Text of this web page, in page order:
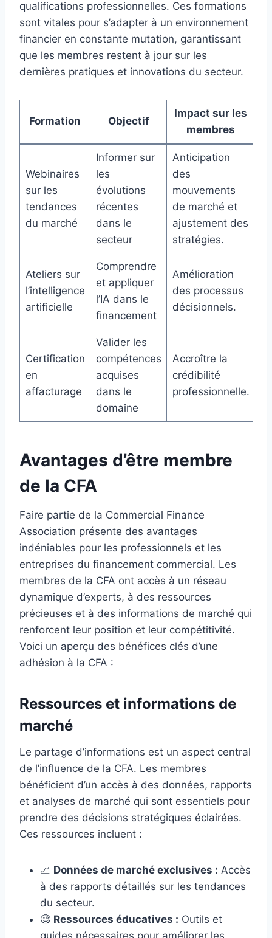
qualifications professionnelles. Ces formations
sont vitales pour s’adapter à un environnement
financier en constante mutation, garantissant
que les membres restent à jour sur les
dernières pratiques et innovations du secteur.
Formation Objectif
Impact sur les
membres
Webinaires
sur les
tendances
du marché
Informer sur
les
évolutions
récentes
dans le
secteur
Anticipation
des
mouvements
de marché et
ajustement des
stratégies.
Ateliers sur
l’intelligence
artificielle
Comprendre
et appliquer
l’IA dans le
financement
Amélioration
des processus
décisionnels.
Certification
en
affacturage
Valider les
compétences
acquises
dans le
domaine
Accroître la
crédibilité
professionnelle.
Avantages d’être membre
de la CFA
Faire partie de la Commercial Finance
Association présente des avantages
indéniables pour les professionnels et les
entreprises du financement commercial. Les
membres de la CFA ont accès à un réseau
dynamique d’experts, à des ressources
précieuses et à des informations de marché qui
renforcent leur position et leur compétitivité.
Voici un aperçu des bénéfices clés d’une
adhésion à la CFA :
Ressources et informations de
marché
Le partage d’informations est un aspect central
de l’influence de la CFA. Les membres
bénéficient d’un accès à des données, rapports
et analyses de marché qui sont essentiels pour
prendre des décisions stratégiques éclairées.
Ces ressources incluent :
📈 Données de marché exclusives : Accès
à des rapports détaillés sur les tendances
du secteur.
🧐 Ressources éducatives : Outils et